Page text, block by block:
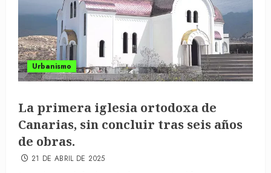
Urbanismo
La primera iglesia ortodoxa de
Canarias, sin concluir tras seis años
de obras.
21 DE ABRIL DE 2025